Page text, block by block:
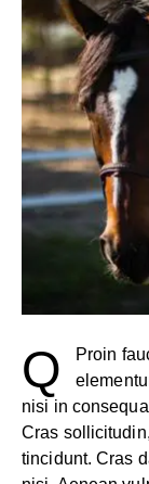
Q
Proin
nisi in
Cras
tincidunt. Cras